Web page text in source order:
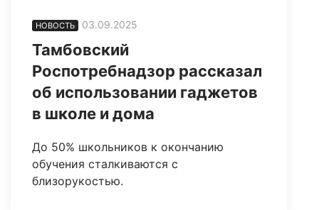
НОВОСТЬ 03.09.2025
Тамбовский
Роспотребнадзор рассказал
об использовании гаджетов
в школе и дома
До 50% школьников к окончанию
обучения сталкиваются с
близорукостью.